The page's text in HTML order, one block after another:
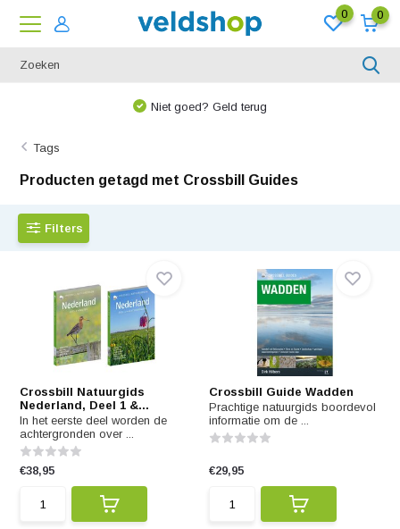
0 0
We denken graag met u mee!
Tags
Producten getagd met Crossbill Guides
Filters
Crossbill Natuurgids
Nederland, Deel 1 &...
In het eerste deel worden de
achtergronden over ...
€38,95
Crossbill Guide Wadden
Prachtige natuurgids boordevol
informatie om de ...
€29,95